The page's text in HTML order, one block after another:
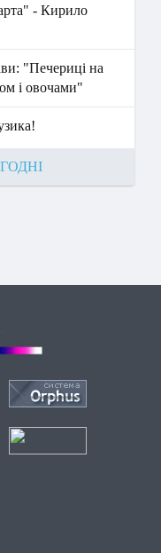
- Кирило
"Печериці на
і овочами"